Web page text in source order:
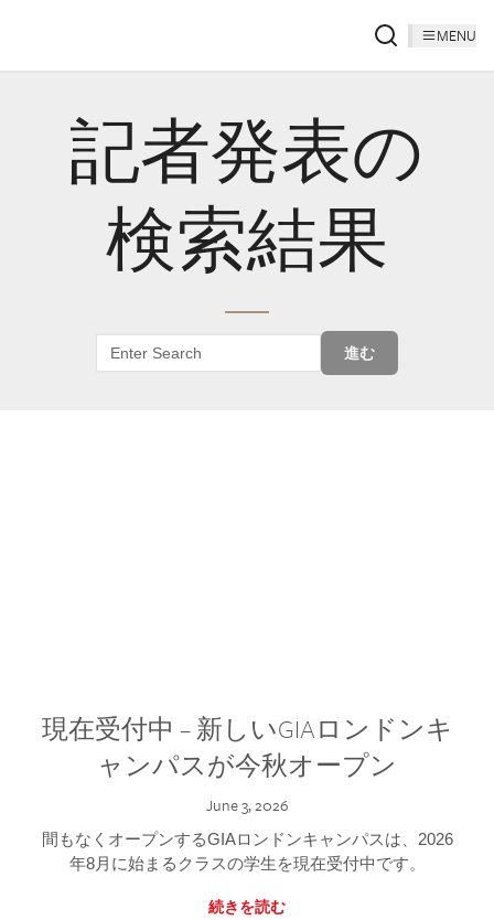
MENU
記者発表の
検索結果
進む
現在受付中 – 新しいGIAロンドンキ
ャンパスが今秋オープン
June 3, 2026
間もなくオープンするGIAロンドンキャンパスは、2026
年8月に始まるクラスの学生を現在受付中です。
続きを読む